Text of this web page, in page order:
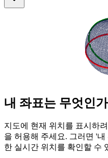
내 좌표는 무엇인
지도에 현재 위치를 표시하
을 허용해 주세요. 그러면 '
한 실시간 위치를 확인할 수